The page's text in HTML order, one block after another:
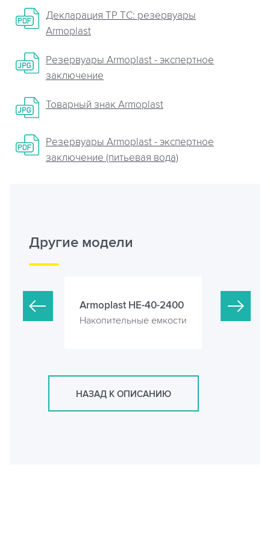
Декларация ТР ТС: резервуары
Armoplast
Резервуары Armoplast - экспертное
заключение
Товарный знак Armoplast
Резервуары Armoplast - экспертное
заключение (питьевая вода)
Другие модели
40-2000
емкости
Armoplast HE-40-2400
Накопительные емкости
НАЗАД К ОПИСАНИЮ